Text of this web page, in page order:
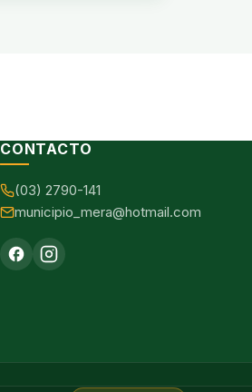
CONTACTO
(03) 2790-141
municipio_mera@hotmail.com